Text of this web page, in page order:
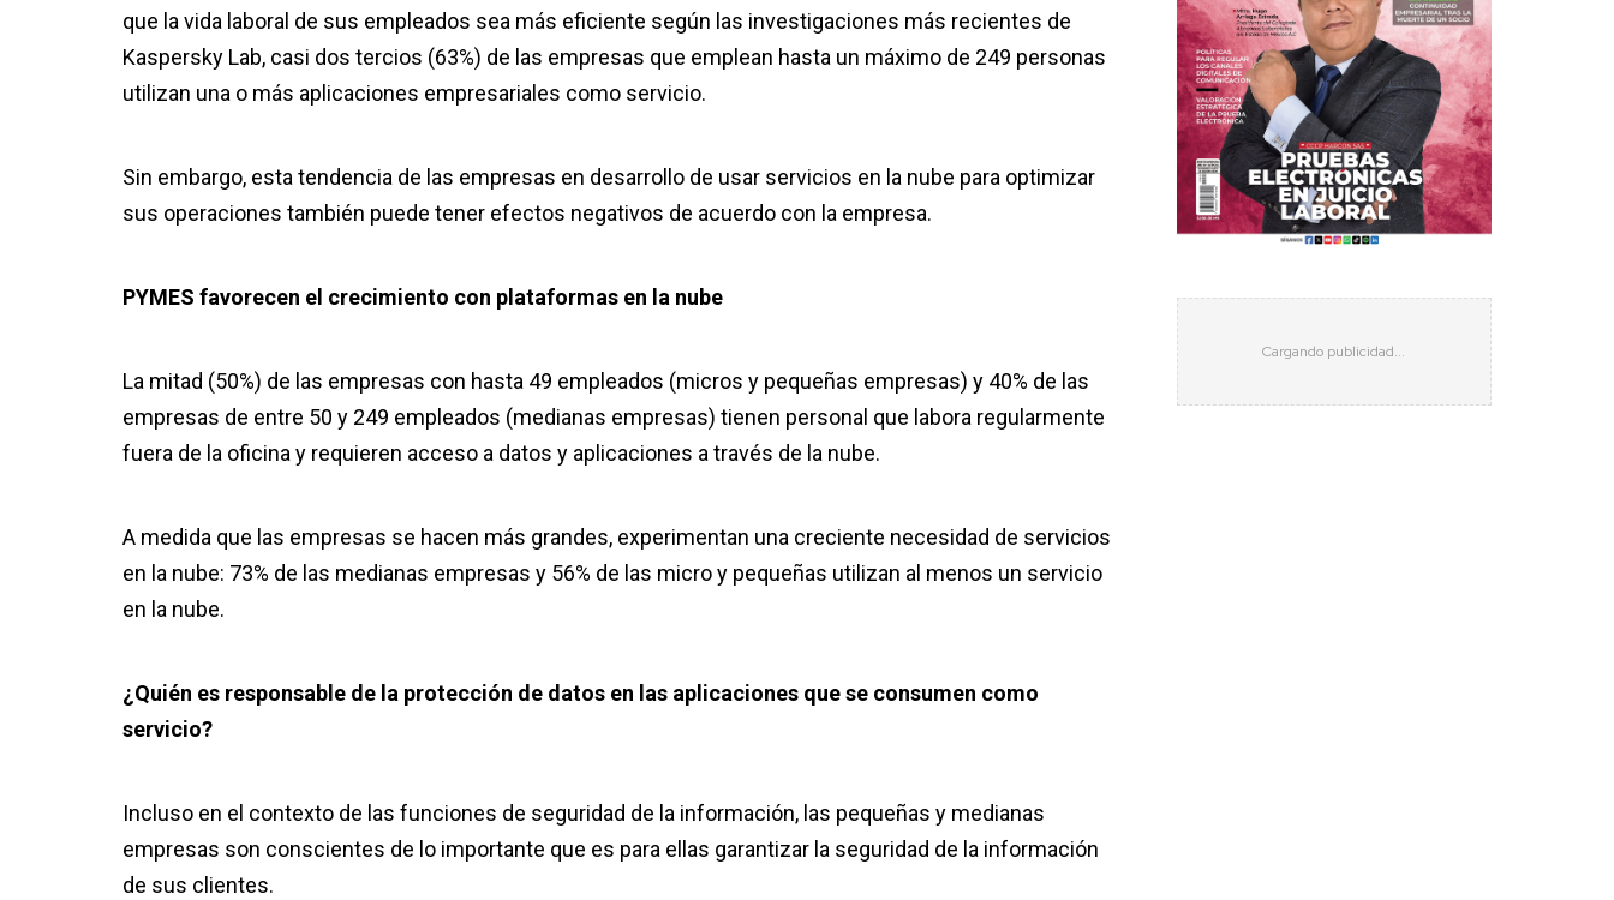
que la vida laboral de sus empleados sea más eficiente según las investigaciones más recientes de
Kaspersky Lab, casi dos tercios (63%) de las empresas que emplean hasta un máximo de 249 personas
utilizan una o más aplicaciones empresariales como servicio.
Sin embargo, esta tendencia de las empresas en desarrollo de usar servicios en la nube para optimizar
sus operaciones también puede tener efectos negativos de acuerdo con la empresa.
PYMES favorecen el crecimiento con plataformas en la nube
La mitad (50%) de las empresas con hasta 49 empleados (micros y pequeñas empresas) y 40% de las
empresas de entre 50 y 249 empleados (medianas empresas) tienen personal que labora regularmente
fuera de la oficina y requieren acceso a datos y aplicaciones a través de la nube.
A medida que las empresas se hacen más grandes, experimentan una creciente necesidad de servicios
en la nube: 73% de las medianas empresas y 56% de las micro y pequeñas utilizan al menos un servicio
en la nube.
¿Quién es responsable de la protección de datos en las aplicaciones que se consumen como
servicio?
Incluso en el contexto de las funciones de seguridad de la información, las pequeñas y medianas
empresas son conscientes de lo importante que es para ellas garantizar la seguridad de la información
de sus clientes.